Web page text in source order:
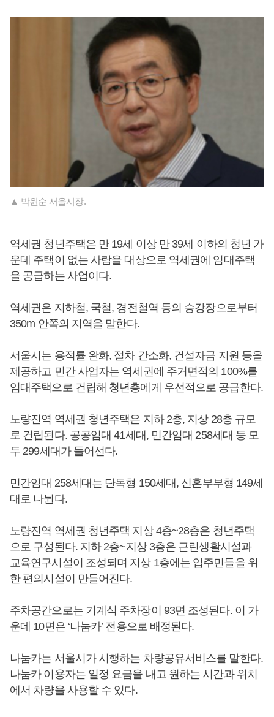
▲ 박원순 서울시장.
역세권 청년주택은 만 19세 이상 만 39세 이하의 청년 가
운데 주택이 없는 사람을 대상으로 역세권에 임대주택
을 공급하는 사업이다.
역세권은 지하철, 국철, 경전철역 등의 승강장으로부터
350m 안쪽의 지역을 말한다.
서울시는 용적률 완화, 절차 간소화, 건설자금 지원 등을
제공하고 민간 사업자는 역세권에 주거면적의 100%를
임대주택으로 건립해 청년층에게 우선적으로 공급한다.
노량진역 역세권 청년주택은 지하 2층, 지상 28층 규모
로 건립된다. 공공임대 41세대, 민간임대 258세대 등 모
두 299세대가 들어선다.
민간임대 258세대는 단독형 150세대, 신혼부부형 149세
대로 나뉜다.
노량진역 역세권 청년주택 지상 4층~28층은 청년주택
으로 구성된다. 지하 2층~지상 3층은 근린생활시설과
교육연구시설이 조성되며 지상 1층에는 입주민들을 위
한 편의시설이 만들어진다.
주차공간으로는 기계식 주차장이 93면 조성된다. 이 가
운데 10면은 ‘나눔카’ 전용으로 배정된다.
나눔카는 서울시가 시행하는 차량공유서비스를 말한다.
나눔카 이용자는 일정 요금을 내고 원하는 시간과 위치
에서 차량을 사용할 수 있다.